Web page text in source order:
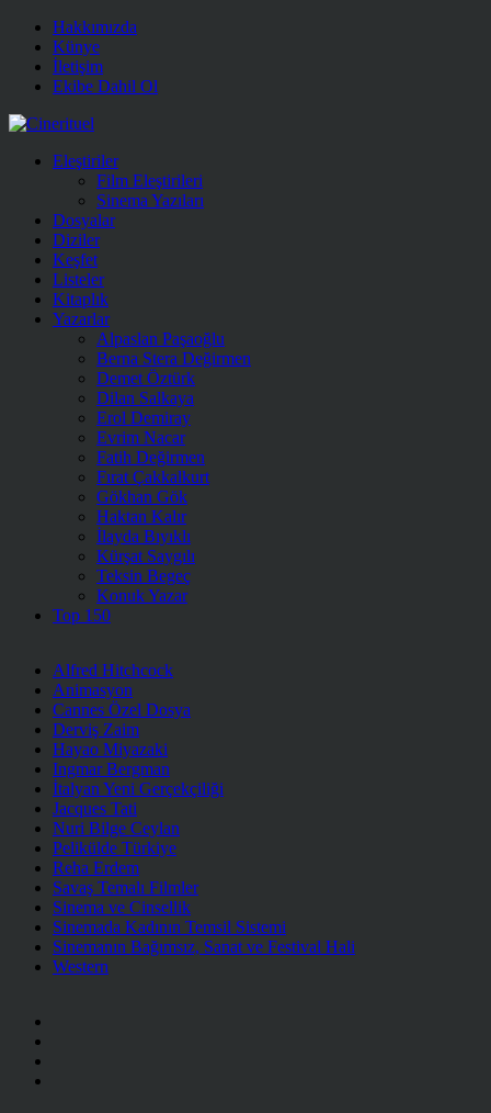
Hakkımızda
Künye
İletişim
Ekibe Dahil Ol
Eleştiriler
Film Eleştirileri
Sinema Yazıları
Dosyalar
Diziler
Keşfet
Listeler
Kitaplık
Yazarlar
Alpaslan Paşaoğlu
Berna Stera Değirmen
Demet Öztürk
Dilan Salkaya
Erol Demiray
Evrim Nacar
Fatih Değirmen
Fırat Çakkalkurt
Gökhan Gök
Haktan Kalır
İlayda Bıyıklı
Kürşat Saygılı
Teksin Begeç
Konuk Yazar
Top 150
Alfred Hitchcock
Animasyon
Cannes Özel Dosya
Derviş Zaim
Hayao Miyazaki
Ingmar Bergman
İtalyan Yeni Gerçekçiliği
Jacques Tati
Nuri Bilge Ceylan
Pelikülde Türkiye
Reha Erdem
Savaş Temalı Filmler
Sinema ve Cinsellik
Sinemada Kadının Temsil Sistemi
Sinemanın Bağımsız, Sanat ve Festival Hali
Western